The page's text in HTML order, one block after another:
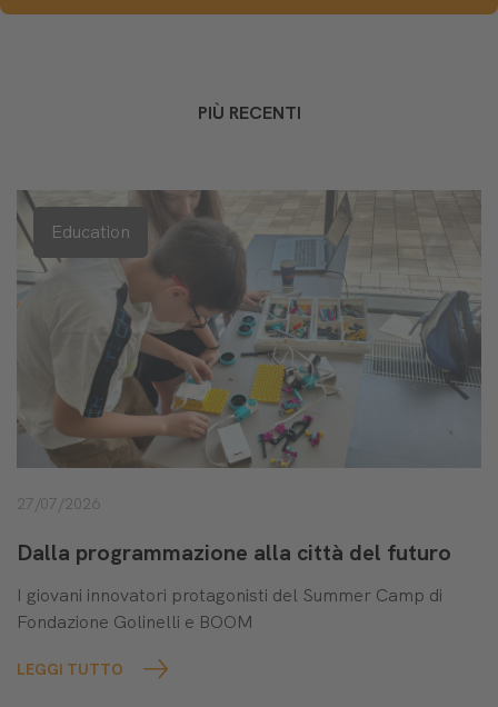
PIÙ RECENTI
Education
27/07/2026
Dalla programmazione alla città del futuro
I giovani innovatori protagonisti del Summer Camp di
Fondazione Golinelli e BOOM
LEGGI TUTTO